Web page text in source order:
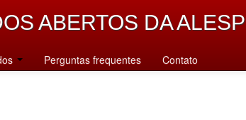
ABERTOS DA ALESP
Perguntas frequentes Contato